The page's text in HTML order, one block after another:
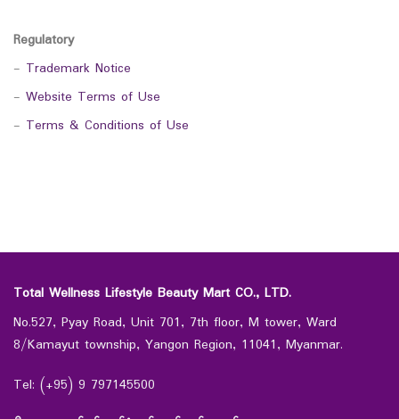
Regulatory
- Trademark Notice
- Website Terms of Use
- Terms & Conditions of Use
Total Wellness Lifestyle Beauty Mart CO., LTD.
No.527, Pyay Road, Unit 701, 7th floor, M tower, Ward
8/Kamayut township, Yangon Region, 11041, Myanmar.
Tel: (+95) 9 797145500